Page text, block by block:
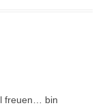
freuen… bin